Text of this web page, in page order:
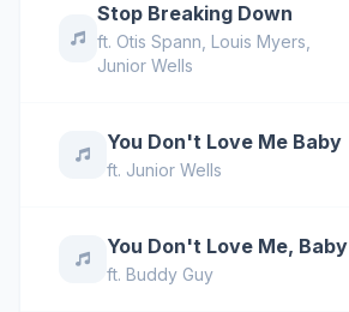
Stop Breaking Down
ft. Otis Spann ,Louis Myers
Junior Wells
You Don't Love Me Baby
ft. Junior Wells
You Don't Love Me, Baby
ft. Buddy Guy